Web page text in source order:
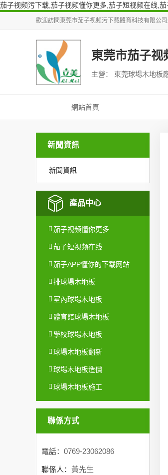
茄子视频污下载,茄子视频懂你更多,茄子短视频在线,
歡迎訪問 東莞市茄子视频污下载體育科技有限公司
東莞市茄子视
主營： 東莞球場木地板
網站首頁
新聞資訊
新聞資訊
產品中心
茄子视频懂你更多
茄子短视频在线
茄子APP懂你的下载网站
排球場木地板
室內球場木地板
體育館球場木地板
學校球場木地板
球場木地板翻新
球場木地板造價
球場木地板施工
聯係方式
電話： 0769-23062086
聯係人： 黃先生